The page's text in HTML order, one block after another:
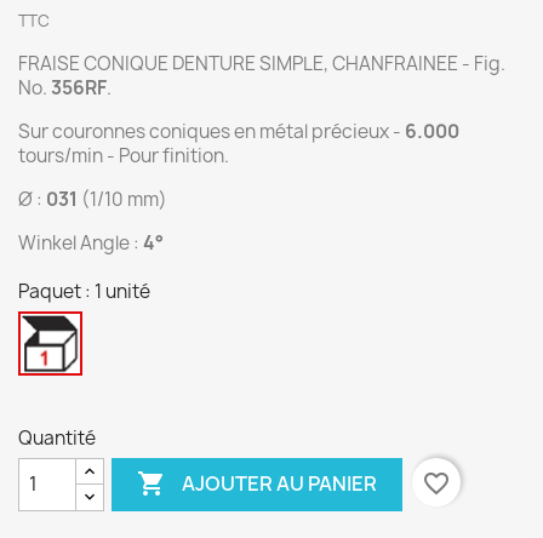
TTC
FRAISE CONIQUE DENTURE SIMPLE, CHANFRAINEE - Fig.
No. 356RF.
Sur couronnes coniques en métal précieux - 6.000
tours/min - Pour finition.
Ø : 031 (1/10 mm)
Winkel Angle : 4°
Paquet : 1 unité
1
Quantité
 AJOUTER AU PANIER favorite_border